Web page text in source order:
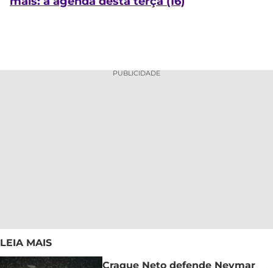
PUBLICIDADE
LEIA MAIS
Craque Neto defende Neymar